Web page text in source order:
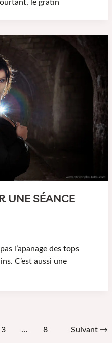
le gratin
UNE SÉANCE
l’apanage des tops
C’est aussi une
3 … 8 Suivant →